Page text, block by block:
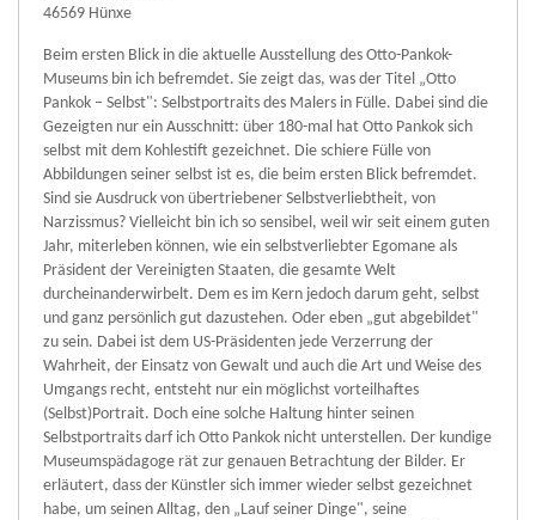
46569 Hünxe
Beim ersten Blick in die aktuelle Ausstellung des Otto-Pankok-
Museums bin ich befremdet. Sie zeigt das, was der Titel „Otto
Pankok – Selbst": Selbstportraits des Malers in Fülle. Dabei sind die
Gezeigten nur ein Ausschnitt: über 180-mal hat Otto Pankok sich
selbst mit dem Kohlestift gezeichnet. Die schiere Fülle von
Abbildungen seiner selbst ist es, die beim ersten Blick befremdet.
Sind sie Ausdruck von übertriebener Selbstverliebtheit, von
Narzissmus? Vielleicht bin ich so sensibel, weil wir seit einem guten
Jahr, miterleben können, wie ein selbstverliebter Egomane als
Präsident der Vereinigten Staaten, die gesamte Welt
durcheinanderwirbelt. Dem es im Kern jedoch darum geht, selbst
und ganz persönlich gut dazustehen. Oder eben „gut abgebildet"
zu sein. Dabei ist dem US-Präsidenten jede Verzerrung der
Wahrheit, der Einsatz von Gewalt und auch die Art und Weise des
Umgangs recht, entsteht nur ein möglichst vorteilhaftes
(Selbst)Portrait. Doch eine solche Haltung hinter seinen
Selbstportraits darf ich Otto Pankok nicht unterstellen. Der kundige
Museumspädagoge rät zur genauen Betrachtung der Bilder. Er
erläutert, dass der Künstler sich immer wieder selbst gezeichnet
habe, um seinen Alltag, den „Lauf seiner Dinge", seine